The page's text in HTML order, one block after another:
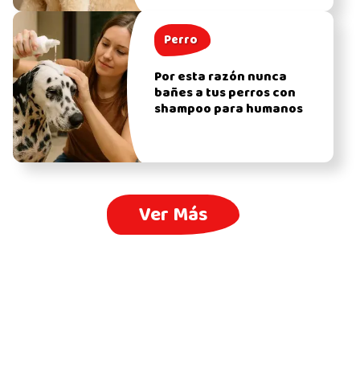
Perro
Por esta razón nunca
bañes a tus perros con
shampoo para humanos
Ver Más